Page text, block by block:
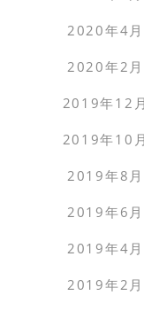
2020年4月
2020年2月
2019年12月
2019年10月
2019年8月
2019年6月
2019年4月
2019年2月